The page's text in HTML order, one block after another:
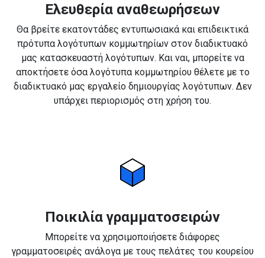
Ελευθερία αναθεωρήσεων
Θα βρείτε εκατοντάδες εντυπωσιακά και επιδεικτικά
πρότυπα λογότυπων κομμωτηρίων στον διαδικτυακό
μας κατασκευαστή λογότυπων. Και ναι, μπορείτε να
αποκτήσετε όσα λογότυπα κομμωτηρίου θέλετε με το
διαδικτυακό μας εργαλείο δημιουργίας λογότυπων. Δεν
υπάρχει περιορισμός στη χρήση του.
Ποικιλία γραμματοσειρών
Μπορείτε να χρησιμοποιήσετε διάφορες
γραμματοσειρές ανάλογα με τους πελάτες του κουρείου